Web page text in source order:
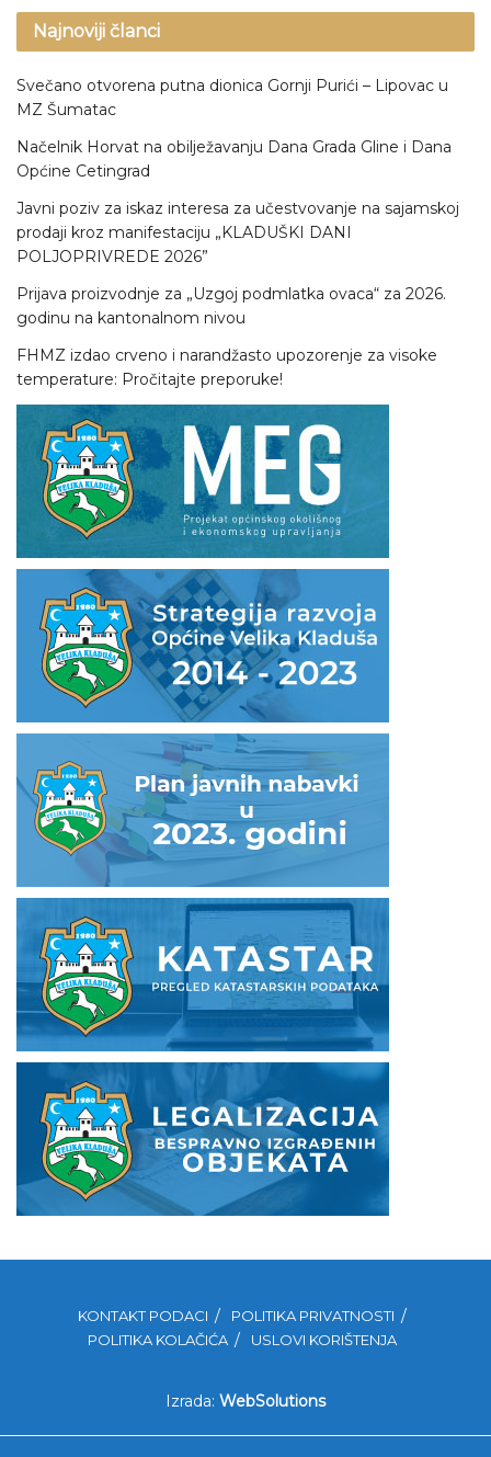
Najnoviji članci
Svečano otvorena putna dionica Gornji Purići – Lipovac u
MZ Šumatac
Načelnik Horvat na obilježavanju Dana Grada Gline i Dana
Općine Cetingrad
Javni poziv za iskaz interesa za učestvovanje na sajamskoj
prodaji kroz manifestaciju „KLADUŠKI DANI
POLJOPRIVREDE 2026”
Prijava proizvodnje za „Uzgoj podmlatka ovaca“ za 2026.
godinu na kantonalnom nivou
FHMZ izdao crveno i narandžasto upozorenje za visoke
temperature: Pročitajte preporuke!
KONTAKT PODACI
POLITIKA PRIVATNOSTI
POLITIKA KOLAČIĆA
USLOVI KORIŠTENJA
Izrada: WebSolutions